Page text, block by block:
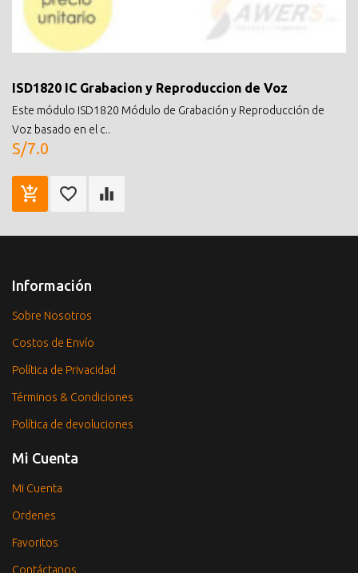
ISD1820 IC Grabacion y Reproduccion de Voz
Este módulo ISD1820 Módulo de Grabación y Reproducción de
Voz basado en el c..
S/7.0
Información
Sobre Nosotros
Costos de Envío
Política de Privacidad
Términos & Condiciones
Política de devoluciones
Mi Cuenta
Mi Cuenta
Ordenes
Favoritos
Contáctanos